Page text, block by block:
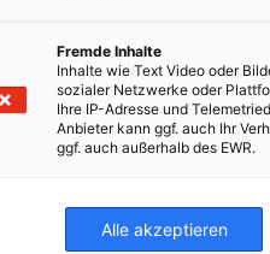
topics (please mark):
for cyber security: the Cyber
threats, sabotage,
- "Cyberattack paralyses
hyperscalers – Technological
Fremde Inhalte
Inhalte wie Text Video oder
sozialer Netzwerke oder
Ihre IP-Adresse und
Anbieter kann ggf. auch Ihr
ggf. auch außerhalb des EWR.
Alle akzeptieren